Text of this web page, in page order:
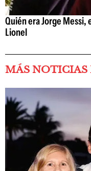
Quién era Jorge Messi,
Lionel
MÁS NOTICIAS